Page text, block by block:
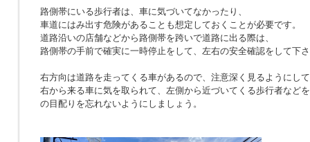
路側帯にいる歩行者は、車に気づいてなかったり、
車道にはみ出す危険があることも想定しておくことが必要です。
道路沿いの店舗などから路側帯を跨いで道路に出る際は、
路側帯の手前で確実に一時停止をして、左右の安全確認をして下
右方向は道路を走ってくる車があるので、注意深く見るようにし
右から来る車に気を取られて、左側から近づいてくる歩行者など
の目配りを忘れないようにしましょう。